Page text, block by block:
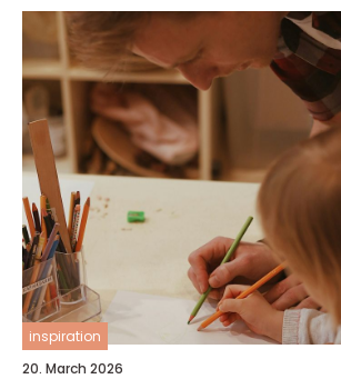
inspiration
20. March 2026